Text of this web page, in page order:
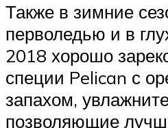
Также в зимние
перволедью и в
2018 хорошо
специи Pelican с
запахом,
позволяющие